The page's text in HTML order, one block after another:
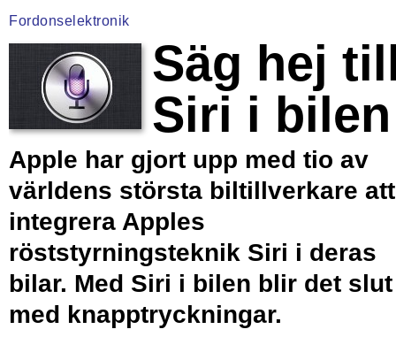
Fordonselektronik
Säg hej
Siri i bilen
Apple har gjort upp med tio av
världens största biltillverkare att
integrera Apples
röststyrningsteknik Siri i deras
bilar. Med Siri i bilen blir det slut
med knapptryckningar.